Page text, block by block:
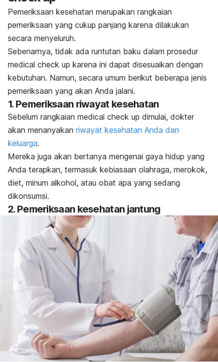
Pemeriksaan kesehatan merupakan rangkaian
pemeriksaan yang cukup panjang karena dilakukan
secara menyeluruh.
Sebenarnya, tidak ada runtutan baku dalam prosedur
medical check up karena ini dapat disesuaikan dengan
kebutuhan. Namun, secara umum berikut beberapa jenis
pemeriksaan yang akan Anda jalani.
1. Pemeriksaan riwayat kesehatan
Sebelum rangkaian medical check up dimulai, dokter
akan menanyakan riwayat kesehatan Anda dan
keluarga.
Mereka juga akan bertanya mengenai gaya hidup yang
Anda terapkan, termasuk kebiasaan olahraga, merokok,
diet, minum alkohol, atau obat apa yang sedang
dikonsumsi.
2. Pemeriksaan kesehatan jantung